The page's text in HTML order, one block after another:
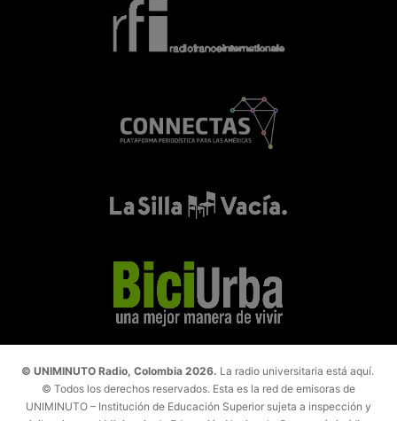
© UNIMINUTO Radio, Colombia 2026. La radio universitaria está aquí.
© Todos los derechos reservados. Esta es la red de emisoras de
UNIMINUTO – Institución de Educación Superior sujeta a inspección y